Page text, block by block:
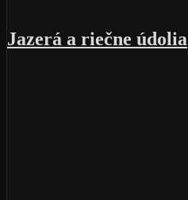
Jazerá a riečne údolia